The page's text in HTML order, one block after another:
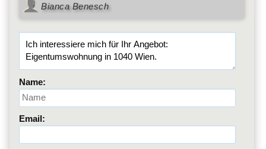
Bianca Benesch
Name:
Email: